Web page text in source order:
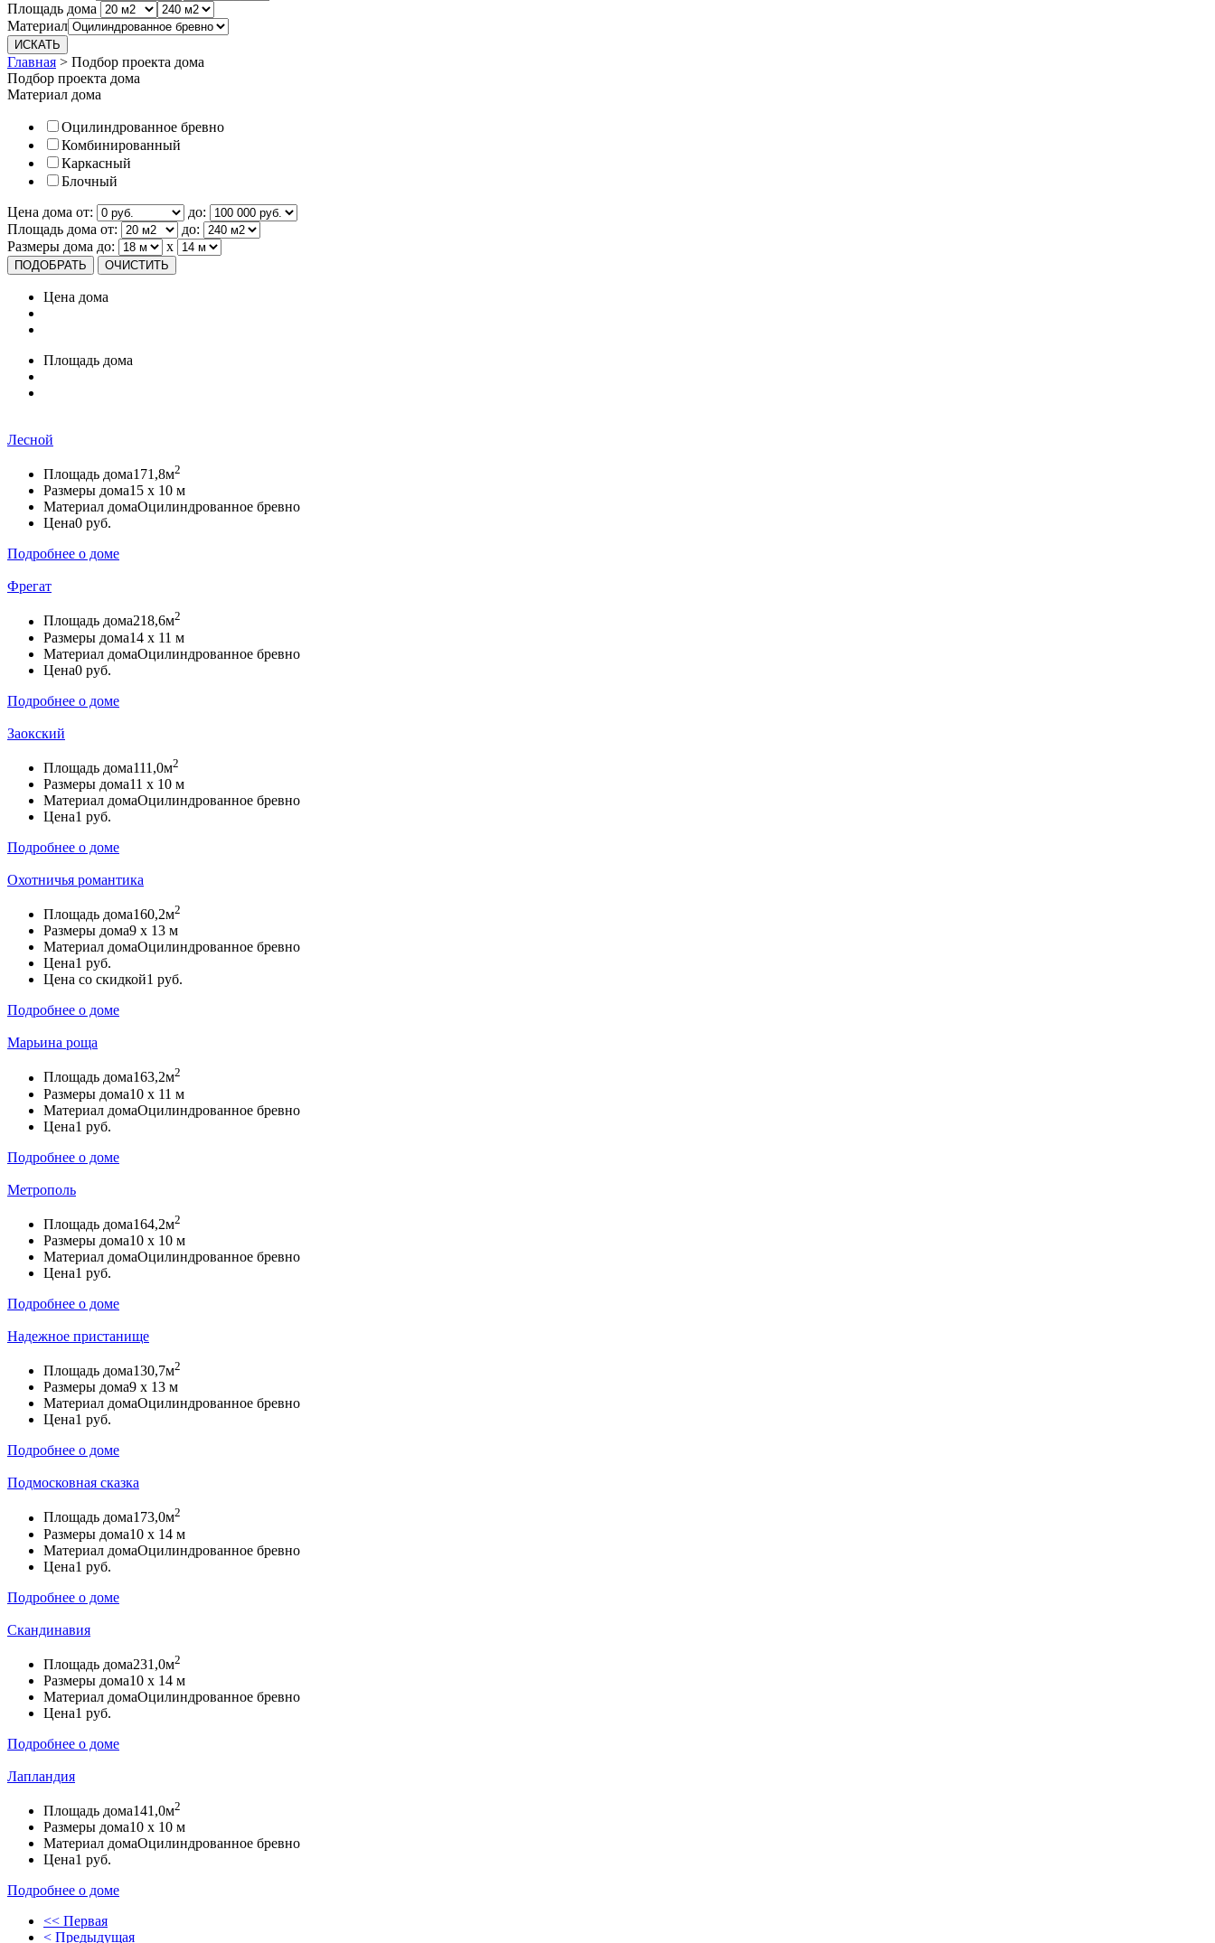
Площадь дома
Материал
Главная > Подбор проекта дома
Подбор проекта дома
Материал дома
Оцилиндрованное бревно
Комбинированный
Каркасный
Блочный
Цена дома от:
до:
Площадь дома от:
до:
Размеры дома до:
х
Цена дома
Площадь дома
Лесной
Площадь дома171,8м2
Размеры дома15 х 10 м
Материал домаОцилиндрованное бревно
Цена0 руб.
Подробнее о доме
Фрегат
Площадь дома218,6м2
Размеры дома14 х 11 м
Материал домаОцилиндрованное бревно
Цена0 руб.
Подробнее о доме
Заокский
Площадь дома111,0м2
Размеры дома11 х 10 м
Материал домаОцилиндрованное бревно
Цена1 руб.
Подробнее о доме
Охотничья романтика
Площадь дома160,2м2
Размеры дома9 х 13 м
Материал домаОцилиндрованное бревно
Цена1 руб.
Цена со скидкой1 руб.
Подробнее о доме
Марьина роща
Площадь дома163,2м2
Размеры дома10 х 11 м
Материал домаОцилиндрованное бревно
Цена1 руб.
Подробнее о доме
Метрополь
Площадь дома164,2м2
Размеры дома10 х 10 м
Материал домаОцилиндрованное бревно
Цена1 руб.
Подробнее о доме
Надежное пристанище
Площадь дома130,7м2
Размеры дома9 х 13 м
Материал домаОцилиндрованное бревно
Цена1 руб.
Подробнее о доме
Подмосковная сказка
Площадь дома173,0м2
Размеры дома10 х 14 м
Материал домаОцилиндрованное бревно
Цена1 руб.
Подробнее о доме
Скандинавия
Площадь дома231,0м2
Размеры дома10 х 14 м
Материал домаОцилиндрованное бревно
Цена1 руб.
Подробнее о доме
Лапландия
Площадь дома141,0м2
Размеры дома10 х 10 м
Материал домаОцилиндрованное бревно
Цена1 руб.
Подробнее о доме
<< Первая
< Предыдущая